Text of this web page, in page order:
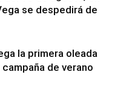
se despedirá de
la primera oleada
de verano